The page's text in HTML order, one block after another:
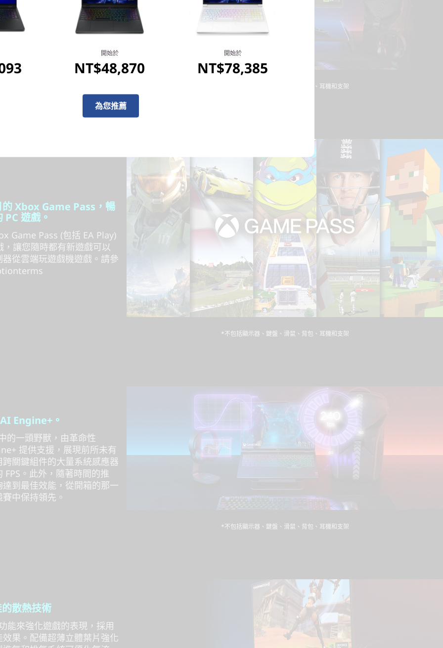
*不包括顯示器、鍵盤、滑鼠、背包、耳機和支架
為玩家和創作者提供了全球
術的 DLSS 3.5 在效能上達
術，使虛擬世界變得更加逼
*不包括顯示器、鍵盤、滑鼠、背包、耳機和支架
Xbox Game Pass，暢
遊戲。
Game Pass (包括 EA Play)
讓您隨時都有新遊戲可以
從雲端玩遊戲機遊戲。請參
*不包括顯示器、鍵盤、滑鼠、背包、耳機和支架
Engine+。
的一頭野獸，由革命性
提供支援，展現前所未有
關鍵組件的大量系統感應器
。此外，隨著時間的推
到最佳效能，從開箱的那一
中保持領先。
散熱技術
能來強化遊戲的表現，採用
果。配備超薄立體葉片強化
開始於
NT$48,870
開始於
NT$78,385
為您推薦